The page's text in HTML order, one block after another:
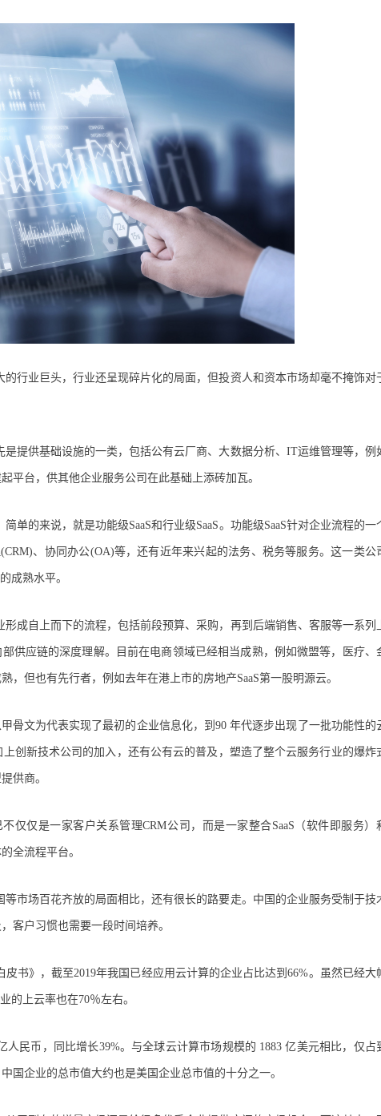
行业巨头，行业还呈现碎片化的局面，但投资人和资本市场却毫不掩饰对
提供基础设施的一类，包括公有云厂商、大数据分析、IT运维管理等，例
平台，供其他企业服务公司在此基础上添砖加瓦。
单的来说，就是功能级SaaS和行业级SaaS。功能级SaaS针对企业流程的一
、协同办公(OA)等，还有近年来兴起的法务、税务等服务。这一类公
成熟水平。
成自上而下的流程，包括前段预算、采购，再到后端销售、客服等一系列
供应链的深度理解。目前在电商领域已经相当成熟，例如微盟等，医疗、
但也有先行者，例如去年在港上市的房地产SaaS第一股明源云。
骨文为代表实现了最初的企业信息化，到90 年代逐步出现了一批功能性的
创新技术公司的加入，还有公有云的普及，塑造了整个云服务行业的爆炸
供商。
仅仅是一家客户关系管理CRM公司，而是一家整合SaaS（软件即服务）
全流程平台。
市场百花齐放的局面相比，还有很长的路要走。中国的企业服务受制于技
客户习惯也需要一段时间培养。
书》，截至2019年我国已经应用云计算的企业占比达到66%。虽然已经大
的上云率也在70％左右。
人民币，同比增长39%。与全球云计算市场规模的 1883 亿美元相比，仅占
国企业的总市值大约也是美国企业总市值的十分之一。